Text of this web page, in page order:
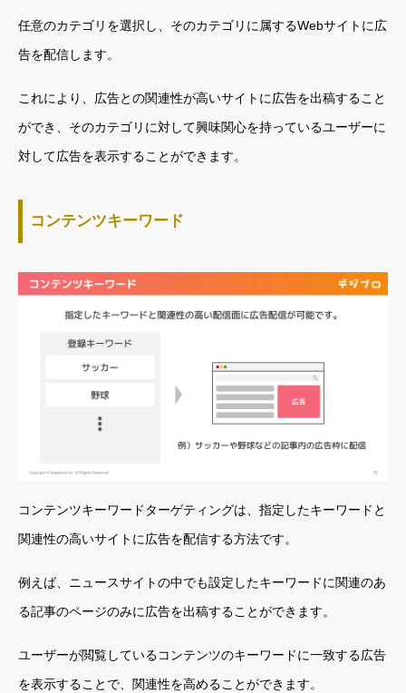
任意のカテゴリを選択し、そのカテゴリに属するWebサイトに広
告を配信します。
これにより、広告との関連性が高いサイトに広告を出稿すること
ができ、そのカテゴリに対して興味関心を持っているユーザーに
対して広告を表示することができます。
コンテンツキーワード
コンテンツキーワードターゲティングは、指定したキーワードと
関連性の高いサイトに広告を配信する方法です。
例えば、ニュースサイトの中でも設定したキーワードに関連のあ
る記事のページのみに広告を出稿することができます。
ユーザーが閲覧しているコンテンツのキーワードに一致する広告
を表示することで、関連性を高めることができます。